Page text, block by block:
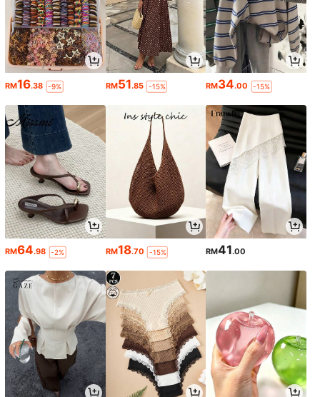
RM16.38 -9% RM51.85 -15% RM34.00 -15%
RM64.98 -2% RM18.70 -15% RM41.00